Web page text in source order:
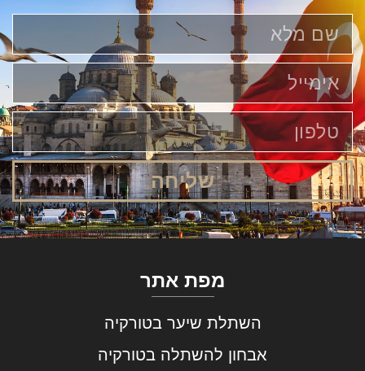
שליחה
מפת אתר
השתלת שיער בטורקיה
אבחון להשתלה בטורקיה